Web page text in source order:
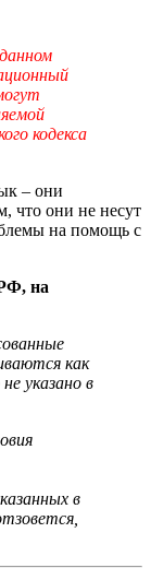
кодекса
– они
что они не несут
на помощь с
на
как
указано в
в